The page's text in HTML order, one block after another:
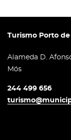
Turismo Porto de
Alameda D.
Mós
244 499 656